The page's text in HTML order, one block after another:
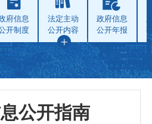
府信息
开制度
法定主动
公开内容
政府信息
公开年报
公开指南